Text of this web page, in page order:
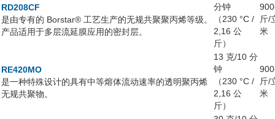
RD208CF
是由专有的 Borstar® 工艺生产的无规共聚聚丙烯等级。
产品适用于多层流延膜应用的密封层。
分钟
（230 °C /
2,16 公
斤）
斤/
米
RE420MO
是一种特殊设计的具有中等熔体流动速率的透明聚丙烯
无规共聚物。
13 克/10 分
钟
（230 °C /
2,16 公
斤）
斤/
米